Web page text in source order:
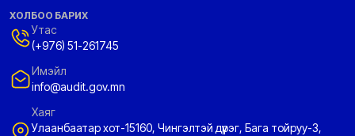
ХОЛБОО БАРИХ
Утас
(+976) 51-261745
Имэйл
info@audit.gov.mn
Хаяг
Улаанбаатар хот-15160, Чингэлтэй дүүрэг, Бага тойруу-3,